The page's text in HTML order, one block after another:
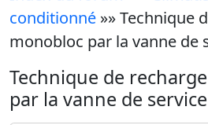
conditionné »» Technique
monobloc par la vanne de
Technique de
par la vanne de